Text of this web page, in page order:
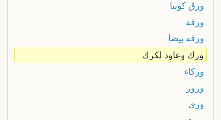
ورق كوبيا
ورقة
ورقه بيضا
ورك وعاود لكرك
وركاء
ورور
ورى